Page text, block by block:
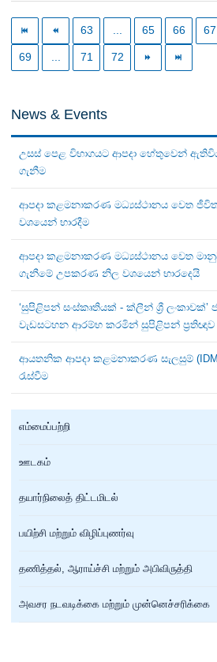
63 ... 65 66 67
69 ... 71 72
News & Events
උසස් පෙළ විභාගයට ආපදා හේතුවෙන්
ගැනීම
ආපදා කළමනාකරණ මධ්‍යස්ථානය වෙත
වශයෙන් භාරදීම
ආපදා කළමනාකරණ මධ්‍යස්ථානය වෙත
ගැනීමේ උපකරණ නිල වශයෙන් භාරදෙයි
‘සුපිළිපන් සංස්කෘතියක් - ක්ලීන් ශ්‍රී ලංකාවක්’
වැඩසටහන ආරම්භ කරමින් සුපිළිපන් ප්‍රතිඥාව
ආයතනික ආපදා කළමනාකරණ සැලසුම්
රැස්වීම
எம்மைப்பற்றி
ஊடகம்
தயார்நிலைத் திட்டமிடல்
பயிற்சி மற்றும் விழிப்புணர்வு
தணித்தல், ஆராய்ச்சி மற்றும் அபிவிருத்தி
அவசர நடவடிக்கை மற்றும் முன்னெச்சரிக்கை